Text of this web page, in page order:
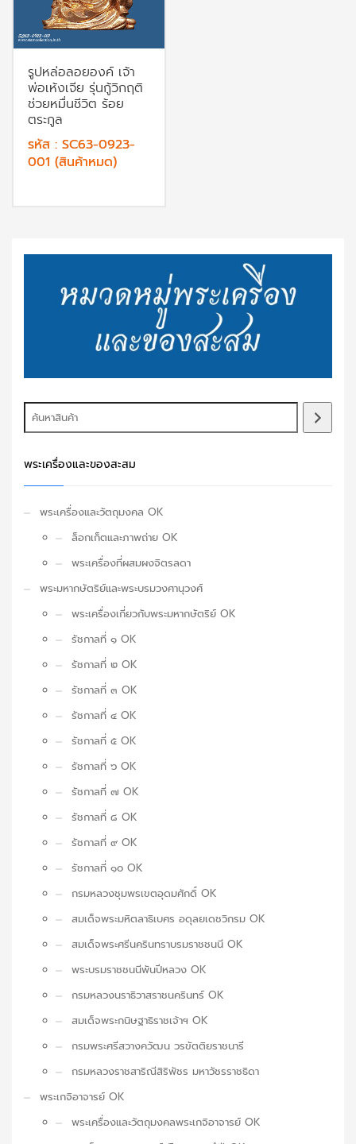
รูปหล่อลอยองค์ เจ้า
พ่อเห้งเจีย รุ่นกู้วิกฤติ
ช่วยหมื่นชีวิต ร้อย
ตระกูล
รหัส : SC63-0923-
001 (สินค้าหมด)
พระเครื่องและของสะสม
พระเครื่องและวัตถุมงคล OK
ล็อกเก็ตและภาพถ่าย OK
พระเครื่องที่ผสมผงจิตรลดา
พระมหากษัตริย์และพระบรมวงศานุวงศ์
พระเครื่องเกี่ยวกับพระมหากษัตริย์ OK
รัชกาลที่ ๑ OK
รัชกาลที่ ๒ OK
รัชกาลที่ ๓ OK
รัชกาลที่ ๔ OK
รัชกาลที่ ๕ OK
รัชกาลที่ ๖ OK
รัชกาลที่ ๗ OK
รัชกาลที่ ๘ OK
รัชกาลที่ ๙ OK
รัชกาลที่ ๑๐ OK
กรมหลวงชุมพรเขตอุดมศักดิ์ OK
สมเด็จพระมหิตลาธิเบศร อดุลยเดชวิกรม OK
สมเด็จพระศรีนครินทราบรมราชชนนี OK
พระบรมราชชนนีพันปีหลวง OK
กรมหลวงนราธิวาสราชนครินทร์ OK
สมเด็จพระกนิษฐาธิราชเจ้าฯ OK
กรมพระศรีสวางควัฒน วรขัตติยราชนารี
กรมหลวงราชสาริณีสิริพัชร มหาวัชรราชธิดา
พระเกจิอาจารย์ OK
พระเครื่องและวัตถุมงคลพระเกจิอาจารย์ OK